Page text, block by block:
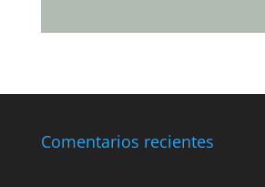
Comentarios recientes